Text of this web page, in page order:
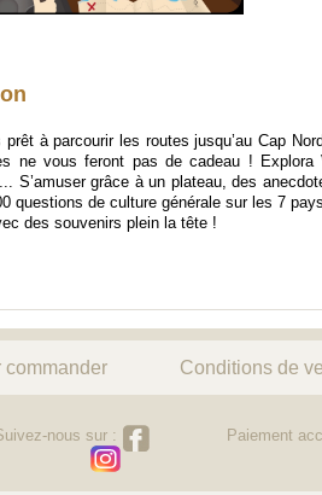
prêt à parcourir les routes jusqu’au Cap
ne vous feront pas de cadeau !
S’amuser grâce à un plateau, des
questions de culture générale sur les 7
des souvenirs plein la tête !
commander Conditions de
nous sur : Paiement